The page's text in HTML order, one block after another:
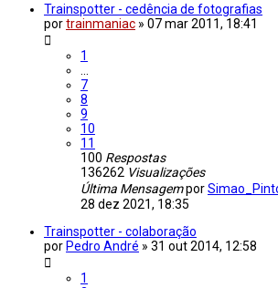
Trainspotter - cedência de fotografias
portrainmaniac » 07 mar 2011, 18:41
1
7
8
9
10
11
100 Respostas
136262 Visualizações
Última Mensagempor
28 dez 2021, 18:35
Trainspotter - colaboração
por Pedro André » 31 out 2014, 12:58
1